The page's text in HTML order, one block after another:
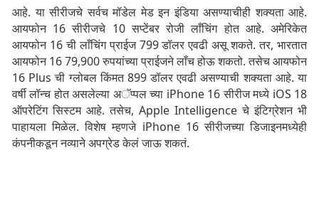
आहे. या सीरीजचे सर्वच मॉडेल मेड इन इंडिया असण्याचीही शक्यता आहे.
आयफोन 16 सीरीजचे 10 सप्टेंबर रोजी लाँचिंग होत आहे. अमेरिकेत
आयफोन 16 ची लाँचिंग प्राईज 799 डॉलर एवढी असू शकते. तर, भारतात
आयफोन 16 79,900 रुपयांच्या प्राईजने लाँच होऊ शकतो. तसेच आयफोन
16 Plus ची ग्लोबल किंमत 899 डॉलर एवढी असण्याची शक्यता आहे. या
वर्षी लॉन्च होत असलेल्या अॅप्पल च्या iPhone 16 सीरीज मध्ये iOS 18
ऑपरेटिंग सिस्टम आहे. तसेच, Apple Intelligence चे इंटिग्रेशन भी
पाहायला मिळेल. विशेष म्हणजे iPhone 16 सीरीजच्या डिजाइनमध्येही
कंपनीकडून नव्याने अपग्रेड केलं जाऊ शकतं.